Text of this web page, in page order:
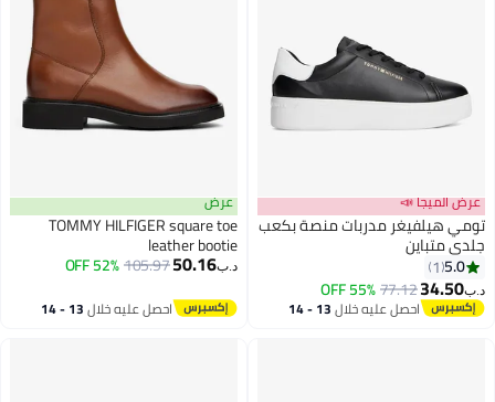
2
عرض الميجا 📣
تومي هيلفيغر مدربات منصة بكعب
جلدي متباين
5.0
1
د.ب‏34.50
77.12
55% OFF
احصل عليه خلال 13 - 14
اغسطس
عرض
TOMMY HILFIGER square toe
leather bootie
د.ب‏50.16
105.97
52% OFF
احصل عليه خلال 13 - 14
اغسطس